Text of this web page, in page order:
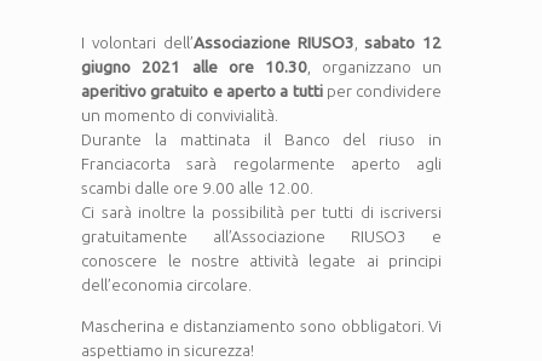
I volontari dell’Associazione RIUSO3 ,sabato 12
giugno 2021 alle ore 10.30, organizzano un
aperitivo gratuito e aperto a tuttiper condividere
un momento di convivialità.
Durante la mattinata il Banco del riuso in
Franciacorta sarà regolarmente aperto agli
scambi dalle ore 9.00 alle 12.00.
Ci sarà inoltre la possibilità per tutti di iscriversi
gratuitamente all’Associazione RIUSO3 e
conoscere le nostre attività legate ai principi
dell’economia circolare.
Mascherina e distanziamento sono obbligatori. Vi
aspettiamo in sicurezza!